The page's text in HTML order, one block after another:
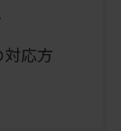
応方